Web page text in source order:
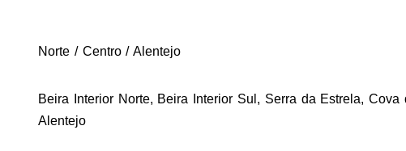
Norte / Centro / Alentejo
Beira Interior Norte, Beira Interior Sul, Serra da Estrela, Cova
Alentejo